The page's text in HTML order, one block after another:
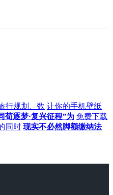
行规划、数 让你的手机壁纸
逐梦·复兴征程”为 免费下载
同时 现实不必然脚额缴纳法